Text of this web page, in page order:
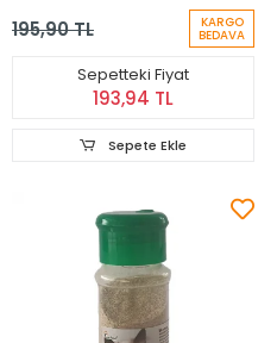
195,90 TL KARGO
BEDAVA
Sepetteki Fiyat
193,94 TL
Sepete Ekle